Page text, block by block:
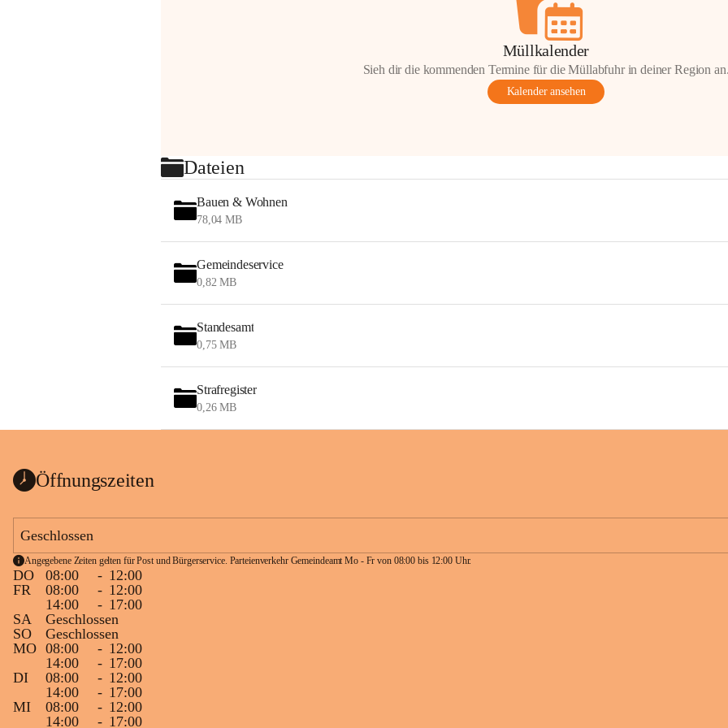
Müllkalender
Sieh dir die kommenden Termine für die Müllabfuhr in deiner Region
Kalender ansehen
Dateien
Bauen & Wohnen
78,04 MB
Gemeindeservice
0,82 MB
Standesamt
0,75 MB
Strafregister
0,26 MB
Öffnungszeiten
Geschlossen
Angegebene Zeiten gelten für Post und Bürgerservice. Parteienverkehr Gemeindeamt Mo - Fr von 08:00 bis 12:00 Uhr.
DO 08:00 - 12:00
FR
08:00 - 12:00
14:00
- 17:00
SA
Geschlossen
SO
Geschlossen
MO 08:00 - 12:00
14:00
- 17:00
DI
08:00 - 12:00
14:00
- 17:00
MI
08:00 - 12:00
14:00
- 17:00